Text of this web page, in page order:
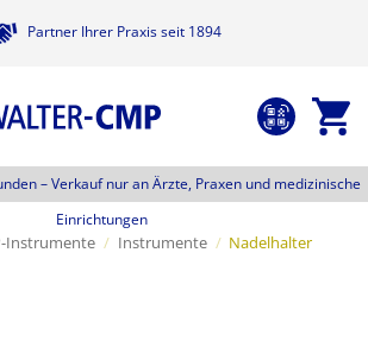
Partner Ihrer Praxis seit 1894
–Verkauf nur an Ärzte, Praxen und medizinische
Einrichtungen
Instrumente / Instrumente / Nadelhalter